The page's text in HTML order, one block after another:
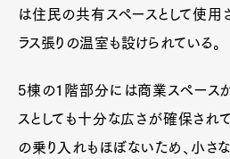
は住民の共有スペースとして使用
ラス張りの温室も設けられている。
5棟の1階部分には商業スペース
スとしても十分な広さが確保され
の乗り入れもほぼないため、小さ